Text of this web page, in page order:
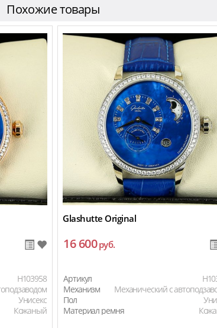
Похожие товары
H103958
Унисекс
Кожаный
Glashutte Original
16 600руб.
Артикул
Механизм
Механический с
Пол
Материал ремня